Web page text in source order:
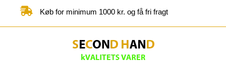
Køb for minimum 1000 kr. og få fri fragt